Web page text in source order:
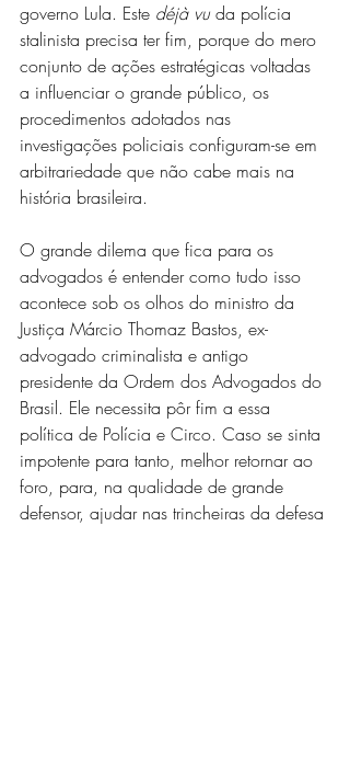
governo Lula. Este déjà vu da polícia
stalinista precisa ter fim, porque do mero
conjunto de ações estratégicas voltadas
a influenciar o grande público, os
procedimentos adotados nas
investigações policiais configuram-se em
arbitrariedade que não cabe mais na
história brasileira.
O grande dilema que fica para os
advogados é entender como tudo isso
acontece sob os olhos do ministro da
Justiça Márcio Thomaz Bastos, ex-
advogado criminalista e antigo
presidente da Ordem dos Advogados do
Brasil. Ele necessita pôr fim a essa
política de Polícia e Circo. Caso se sinta
impotente para tanto, melhor retornar ao
foro, para, na qualidade de grande
defensor, ajudar nas trincheiras da defesa